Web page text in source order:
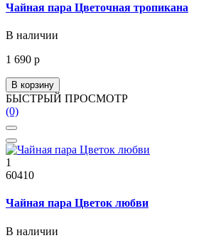
Чайная пара Цветочная тропикана
В наличии
1 690 р
В корзину
БЫСТРЫЙ ПРОСМОТР
(0)
1
60410
Чайная пара Цветок любви
В наличии